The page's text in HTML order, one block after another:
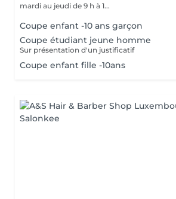
mardi au jeudi de 9 h à 1...
Coupe enfant -10 ans garçon
Coupe étudiant jeune homme
Sur présentation d'un justificatif
Coupe enfant fille -10ans